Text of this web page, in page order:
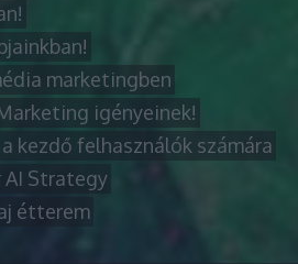
marketingben
igényeinek!
kezdő felhasználók számára
AI Strategy
étterem